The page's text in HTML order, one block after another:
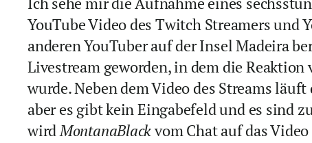
YouTube Video des Twitch Streamers und
anderen YouTuber auf der Insel Madeira
Livestream geworden, in dem die Reaktion
wurde. Neben dem Video des Streams
aber es gibt kein Eingabefeld und es sind
wirdMontanaBlackvom Chat auf das